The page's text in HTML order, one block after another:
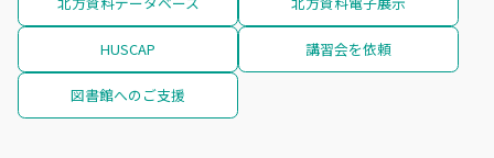
HUSCAP 講習会を依頼
図書館へのご支援